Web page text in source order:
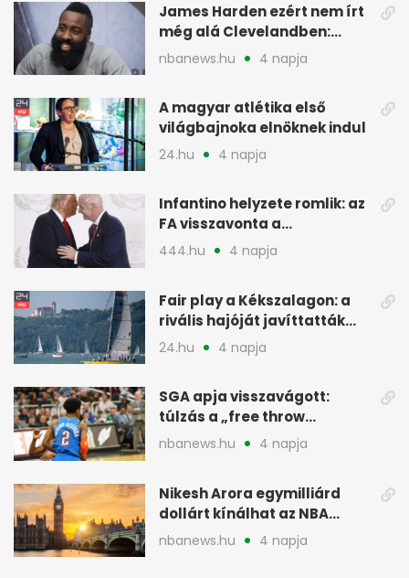
James Harden ezért nem írt
még alá Clevelandben:
pénzügyi okok
nbanews.hu 4 napja
A magyar atlétika első
világbajnoka elnöknek indul
24.hu 4 napja
Infantino helyzete romlik: az
FA visszavonta a
támogatását, jöhet a
444.hu 4 napja
Fair play a Kékszalagon: a
rivális hajóját javíttatták
meg
24.hu 4 napja
SGA apja visszavágott:
túlzás a „free throw
merchant” címke?
nbanews.hu 4 napja
Nikesh Arora egymilliárd
dollárt kínálhat az NBA
Europe londoni csapatáért
nbanews.hu 4 napja